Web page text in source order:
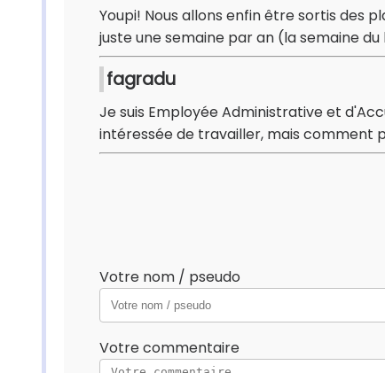
Youpi! Nous allons enfin être sortis des
juste une semaine par an (la semaine
fagradu
Je suis Employée Administrative et
intéressée de travailler, mais comment
Votre nom / pseudo
Votre commentaire